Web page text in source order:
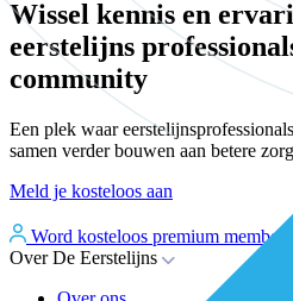
Wissel kennis en
eerstelijns
community
Een plek waar
samen verder bouwen aan betere
Meld je kosteloos aan
Word kosteloos premium member
Over De Eerstelijns